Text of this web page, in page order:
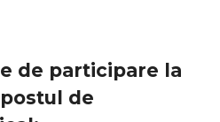
de participare la
de